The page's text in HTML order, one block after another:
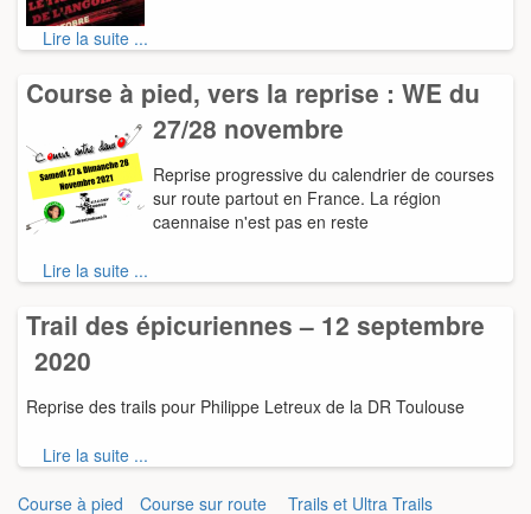
Lire la suite ...
Course à pied, vers la reprise : WE du
27/28 novembre
Reprise progressive du calendrier de courses
sur route partout en France. La région
caennaise n'est pas en reste
Lire la suite ...
Trail des épicuriennes – 12 septembre
2020
Reprise des trails pour Philippe Letreux de la DR Toulouse
Lire la suite ...
Course à pied Course sur route
Trails et Ultra Trails